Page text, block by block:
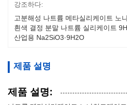
강조하다:
고분해성 나트륨 메타실리케이트 노
흰색 결정 분말 나트륨 실리케이트
산업용 Na2SiO3·9H2O
제품 설명
제품 설명: